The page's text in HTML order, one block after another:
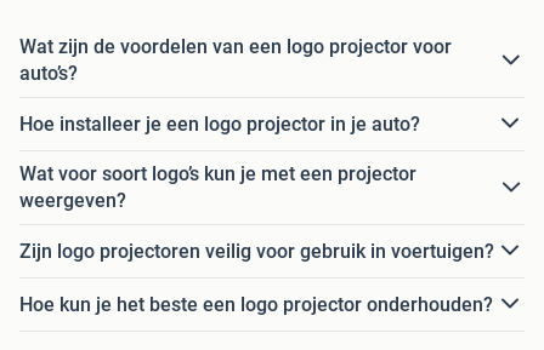
Wat zijn de voordelen van een logo projector voor
auto’s?
Hoe installeer je een logo projector in je auto?
Wat voor soort logo’s kun je met een projector
weergeven?
Zijn logo projectoren veilig voor gebruik in voertuigen?
Hoe kun je het beste een logo projector onderhouden?